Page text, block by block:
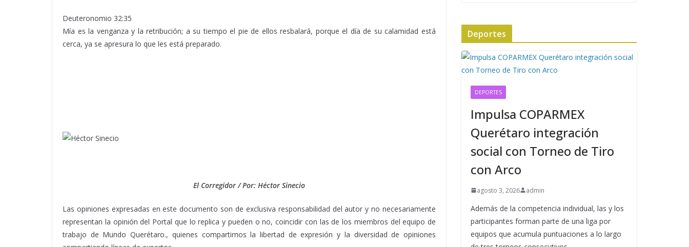
Deuteronomio 32:35
Mía es la venganza y la retribución; a su tiempo el pie de ellos resbalará, porque el día de su calamidad está
cerca, ya se apresura lo que les está preparado.
El Corregidor / Por: Héctor Sinecio
Las opiniones expresadas en este documento son de exclusiva responsabilidad del autor y no necesariamente
representan la opinión del Portal que lo replica y pueden o no, coincidir con las de los miembros del equipo de
trabajo de Mundo Querétaro., quienes compartimos la libertad de expresión y la diversidad de opiniones
Deportes
DEPORTES
Impulsa COPARMEX
Querétaro integración
social con Torneo de Tiro
con Arco
agosto 3, 2026 admin
Además de la competencia individual, las y los
participantes forman parte de una liga por
equipos que acumula puntuaciones a lo largo